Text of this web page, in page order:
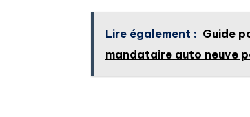
Lire également : Guide
mandataire auto neuve